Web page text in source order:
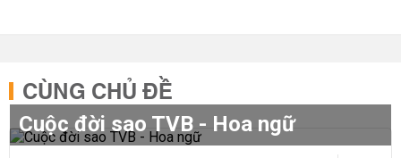
CÙNG CHỦ ĐỀ
Cuộc đời sao TVB - Hoa ngữ